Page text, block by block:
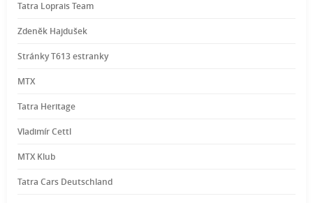
Tatra Loprais Team
Zdeněk Hajdušek
Stránky T613 estranky
MTX
Tatra Heritage
Vladimír Cettl
MTX Klub
Tatra Cars Deutschland